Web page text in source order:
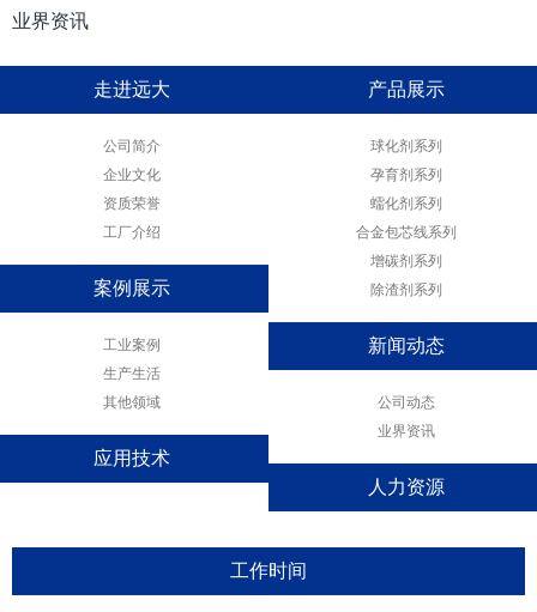
业界资讯
走进远大
公司简介
企业文化
资质荣誉
工厂介绍
产品展示
球化剂系列
孕育剂系列
蠕化剂系列
合金包芯线系列
增碳剂系列
除渣剂系列
案例展示
工业案例
生产生活
其他领域
新闻动态
公司动态
业界资讯
应用技术
人力资源
工作时间